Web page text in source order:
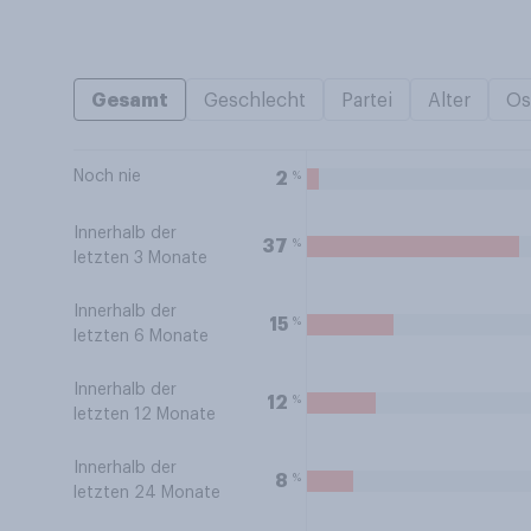
Gesamt Geschlecht Partei Alter
Noch nie 2 %
Innerhalb der
letzten 3 Monate
37 %
Innerhalb der
letzten 6 Monate
15 %
Innerhalb der
letzten 12 Monate
12 %
Innerhalb der
letzten 24 Monate
8 %